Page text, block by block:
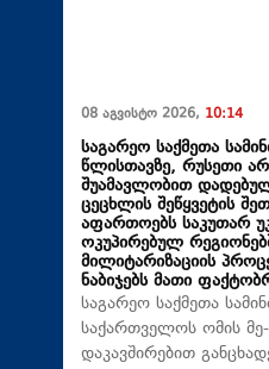
08 აგვისტო 2026, 10:14
საგარეო საქმეთა
წლისთავზე, რუსეთი
შუამავლობით
ცეცხლის შეწყვეტის
აფართოებს საკუთარ
ოკუპირებულ
მილიტარიზაციის
ნაბიჯებს მათი
საგარეო საქმეთა
საქართველოს ომის
დაკავშირებით